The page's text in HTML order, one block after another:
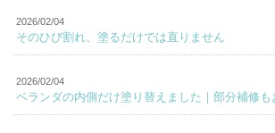
2026/02/04
そのひび割れ、塗るだけでは直りません
2026/02/04
ベランダの内側だけ塗り替えました｜部分補修も